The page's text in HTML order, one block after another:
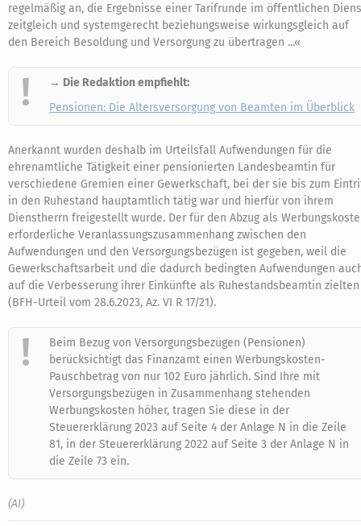
regelmäßig an, die Ergebnisse einer Tarifrunde im öffentlichen
zeitgleich und systemgerecht beziehungsweise wirkungsgleich auf
den Bereich Besoldung und Versorgung zu übertragen ...«
→ Die Redaktion empfiehlt:
Pensionen: Die Altersversorgung von Beamten im Überblick
Anerkannt wurden deshalb im Urteilsfall Aufwendungen für die
ehrenamtliche Tätigkeit einer pensionierten Landesbeamtin für
verschiedene Gremien einer Gewerkschaft, bei der sie bis zum
in den Ruhestand hauptamtlich tätig war und hierfür von ihrem
Dienstherrn freigestellt wurde. Der für den Abzug als
erforderliche Veranlassungszusammenhang zwischen den
Aufwendungen und den Versorgungsbezügen ist gegeben, weil die
Gewerkschaftsarbeit und die dadurch bedingten Aufwendungen
auf die Verbesserung ihrer Einkünfte als Ruhestandsbeamtin zielten
(BFH-Urteil vom 28.6.2023, Az. VI R 17/21).
Beim Bezug von Versorgungsbezügen (Pensionen)
berücksichtigt das Finanzamt einen Werbungskosten-
Pauschbetrag von nur 102 Euro jährlich. Sind Ihre mit
Versorgungsbezügen in Zusammenhang stehenden
Werbungskosten höher, tragen Sie diese in der
Steuererklärung 2023 auf Seite 4 der Anlage N in die Zeile
81, in der Steuererklärung 2022 auf Seite 3 der Anlage N in
die Zeile 73 ein.
(AI)